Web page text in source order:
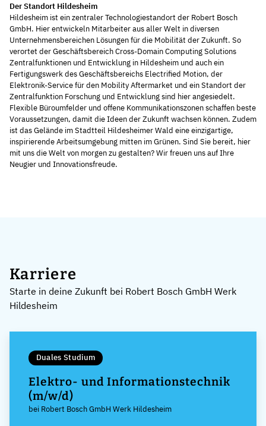
Der Standort Hildesheim
Hildesheim ist ein zentraler Technologiestandort der Robert Bosch
GmbH. Hier entwickeln Mitarbeiter aus aller Welt in diversen
Unternehmensbereichen Lösungen für die Mobilität der Zukunft. So
verortet der Geschäftsbereich Cross-Domain Computing Solutions
Zentralfunktionen und Entwicklung in Hildesheim und auch ein
Fertigungswerk des Geschäftsbereichs Electrified Motion, der
Elektronik-Service für den Mobility Aftermarket und ein Standort der
Zentralfunktion Forschung und Entwicklung sind hier angesiedelt.
Flexible Büroumfelder und offene Kommunikationszonen schaffen beste
Voraussetzungen, damit die Ideen der Zukunft wachsen können. Zudem
ist das Gelände im Stadtteil Hildesheimer Wald eine einzigartige,
inspirierende Arbeitsumgebung mitten im Grünen. Sind Sie bereit, hier
mit uns die Welt von morgen zu gestalten? Wir freuen uns auf Ihre
Neugier und Innovationsfreude.
Karriere
Starte in deine Zukunft bei Robert Bosch GmbH Werk
Hildesheim
Duales Studium
Elektro- und Informationstechnik
(m/w/d)
bei Robert Bosch GmbH Werk Hildesheim